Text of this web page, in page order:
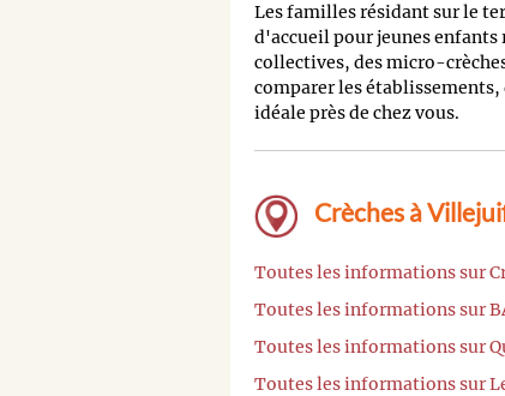
Les familles résidant sur le
d'accueil pour jeunes enfants
collectives, des micro-
comparer les
idéale près de chez vous.
Crèches à
Toutes les informations sur
Toutes les informations sur
Toutes les informations sur
Toutes les informations sur